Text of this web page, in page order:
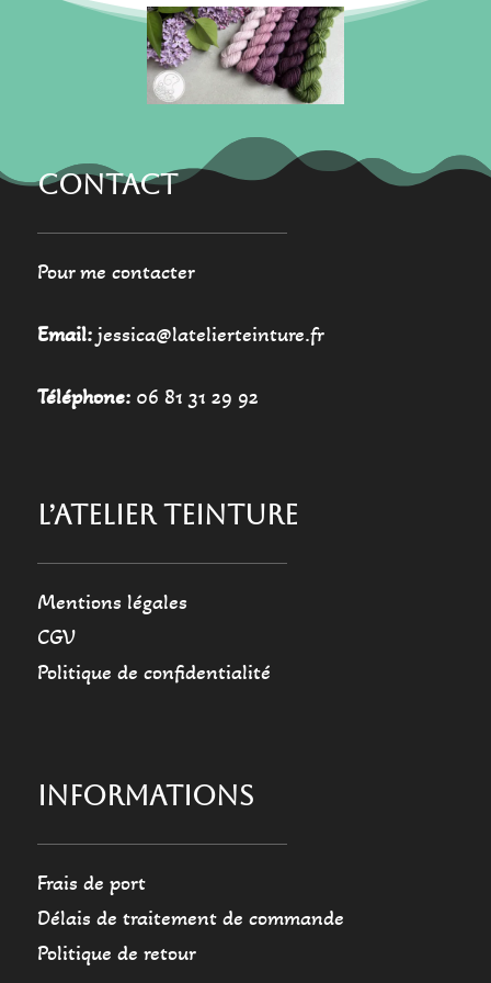
sur
la
page
produit
CONTACT
Pour me contacter
Email:jessica@latelierteinture.fr
Téléphone:06 81 31 29 92
L’ATELIER TEINTURE
Mentions légales
CGV
Politique de confidentialité
INFORMATIONS
Frais de port
Délais de traitement de commande
Politique de retour